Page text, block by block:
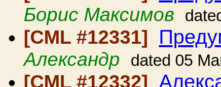
Борис Максимов
[CML #12331]
Александр dated 05
[CML #12332]